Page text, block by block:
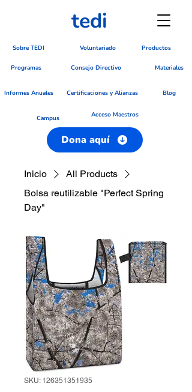
Sobre TEDI
tedi
Voluntariado Productos
Consejo Directivo
Programas Materiales
Dona aquí
Informes Anuales Certificaciones y Alianzas Blog
Campus Acceso Maestros
Inicio
All Products
Bolsa reutilizable "Perfect Spring
Day"
SKU: 126351351935